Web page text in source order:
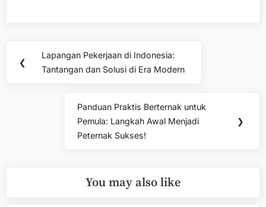
navigation
❮
Previous
Post:
Lapangan Pekerjaan di Indonesia:
Tantangan dan Solusi di Era Modern
Next
Post:
Panduan Praktis Berternak untuk
Pemula: Langkah Awal Menjadi
Peternak Sukses!
❯
You may also like